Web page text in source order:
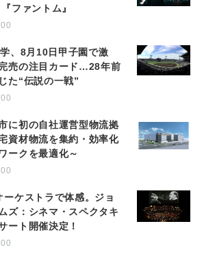
ファントム』
、8月10日甲子園で激
売の注目カード…28年前
た“伝説の一戦”
に初の自社運営型物流拠
資材物流を集約・効率化
ークを最適化～
ーケストラで体感。ジョ
ズ：シネマ・スペクタキ
ート開催決定！